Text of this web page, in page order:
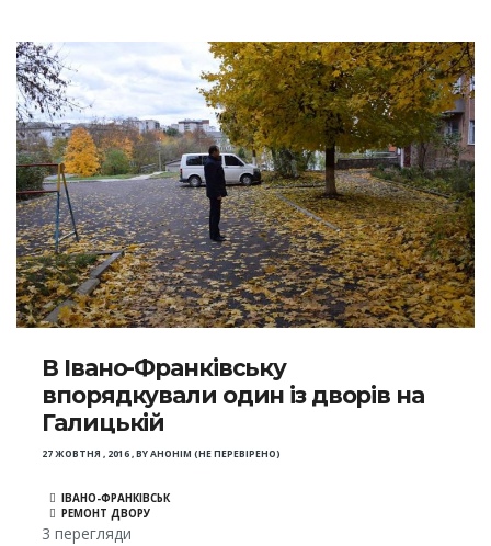
В Івано-Франківську
впорядкували один із дворів на
Галицькій
27 ЖОВТНЯ , 2016,BYАНОНІМ (НЕ ПЕРЕВІРЕНО)
ІВАНО-ФРАНКІВСЬК
РЕМОНТ ДВОРУ
3 перегляди